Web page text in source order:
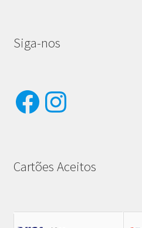
Siga-nos
Facebook
Instagram
Cartões Aceitos